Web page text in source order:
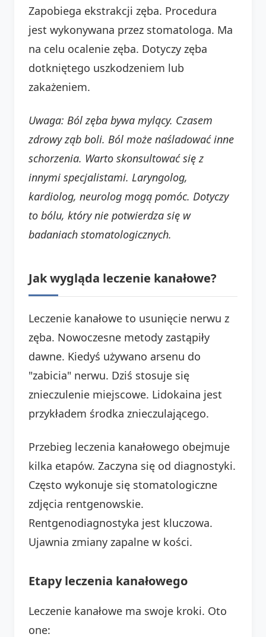
Zapobiega ekstrakcji zęba. Procedura
jest wykonywana przez stomatologa. Ma
na celu ocalenie zęba. Dotyczy zęba
dotkniętego uszkodzeniem lub
zakażeniem.
Uwaga: Ból zęba bywa mylący. Czasem
zdrowy ząb boli. Ból może naśladować inne
schorzenia. Warto skonsultować się z
innymi specjalistami. Laryngolog,
kardiolog, neurolog mogą pomóc. Dotyczy
to bólu, który nie potwierdza się w
badaniach stomatologicznych.
Jak wygląda leczenie kanałowe?
Leczenie kanałowe to usunięcie nerwu z
zęba. Nowoczesne metody zastąpiły
dawne. Kiedyś używano arsenu do
"zabicia" nerwu. Dziś stosuje się
znieczulenie miejscowe. Lidokaina jest
przykładem środka znieczulającego.
Przebieg leczenia kanałowego obejmuje
kilka etapów. Zaczyna się od diagnostyki.
Często wykonuje się stomatologiczne
zdjęcia rentgenowskie.
Rentgenodiagnostyka jest kluczowa.
Ujawnia zmiany zapalne w kości.
Etapy leczenia kanałowego
Leczenie kanałowe ma swoje kroki. Oto
one: